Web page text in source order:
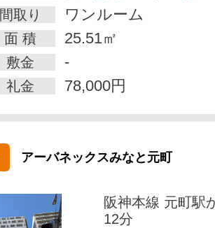
間取り
ワンルーム
面 積 25.51㎡
敷金 -
礼金 78,000円
アーバネックスみなと元町
阪神本線 元町駅
12分